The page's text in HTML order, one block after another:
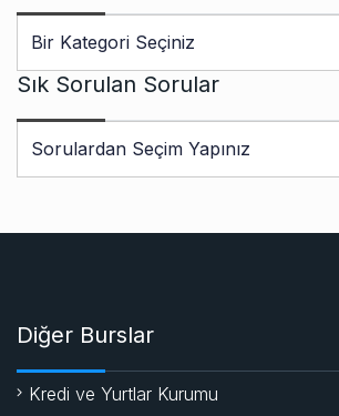
Sık Sorulan Sorular
Diğer Burslar
Kredi ve Yurtlar Kurumu